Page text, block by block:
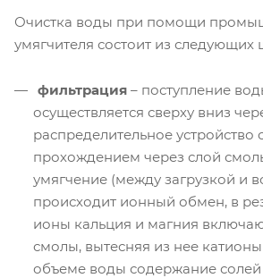
Очистка воды при помощи
умягчителя состоит из следующих
фильтрация – поступление
осуществляется сверху вниз
распределительное
прохождением через слой
умягчение (между загрузкой и
происходит ионный обмен, в
ионы кальция и магния
смолы, вытесняя из нее
объеме воды содержание солей